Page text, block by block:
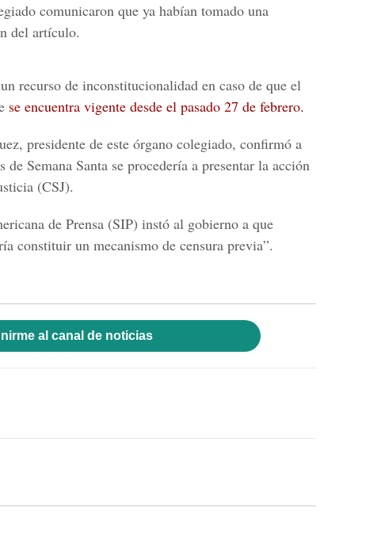
comunicaron que ya habían tomado una
del artículo.
recurso de inconstitucionalidad en caso de que el
se encuentra vigente desde el pasado 27 de febrero.
presidente de este órgano colegiado, confirmó a
de Semana Santa se procedería a presentar la acción
(CSJ).
de Prensa (SIP) instó al gobierno a que
constituir un mecanismo de censura previa”.
al canal de noticias